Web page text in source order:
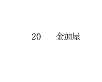
20 金加屋